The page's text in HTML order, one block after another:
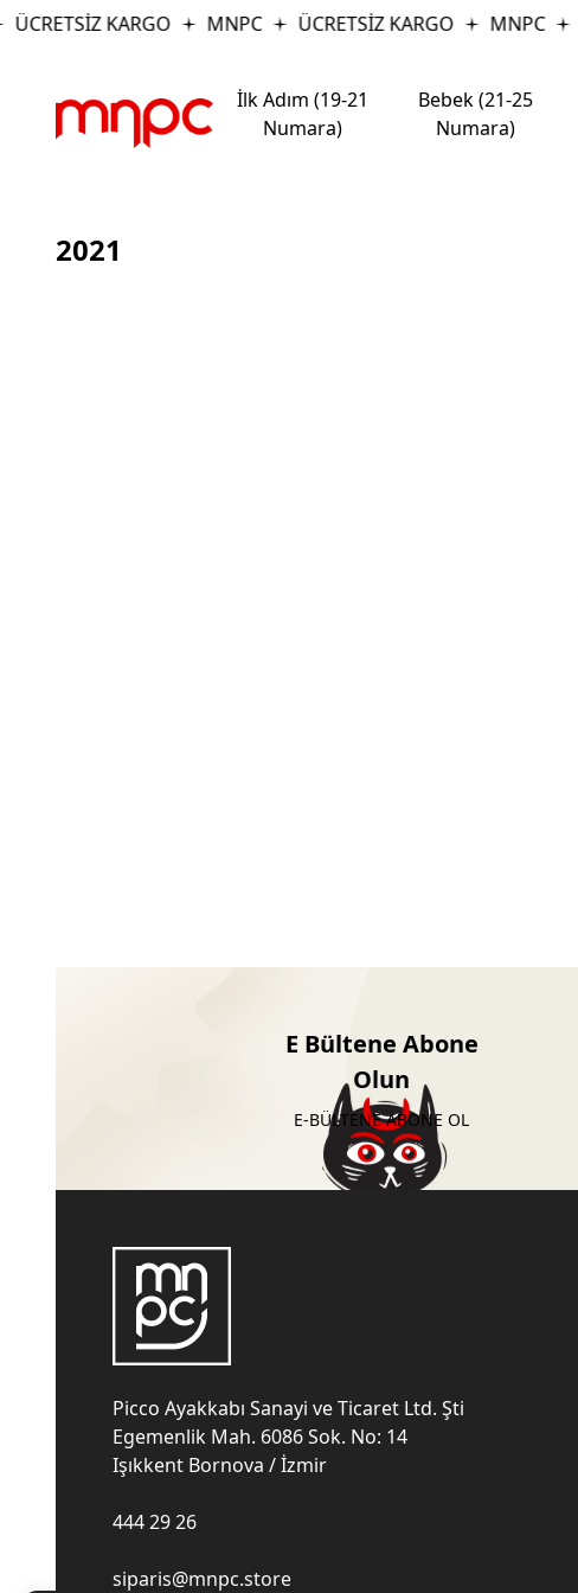
ÜCRETSİZ KARGO MNPC ÜCRETSİZ KARGO MNPC
İlk Adım (19-21
Numara)
Bebek (21-25
Numara)
2021
E Bültene Abone
Olun
E-BÜLTENE ABONE OL
Picco Ayakkabı Sanayi ve Ticaret Ltd. Şti
Egemenlik Mah. 6086 Sok. No: 14
Işıkkent Bornova / İzmir
444 29 26
siparis@mnpc.store